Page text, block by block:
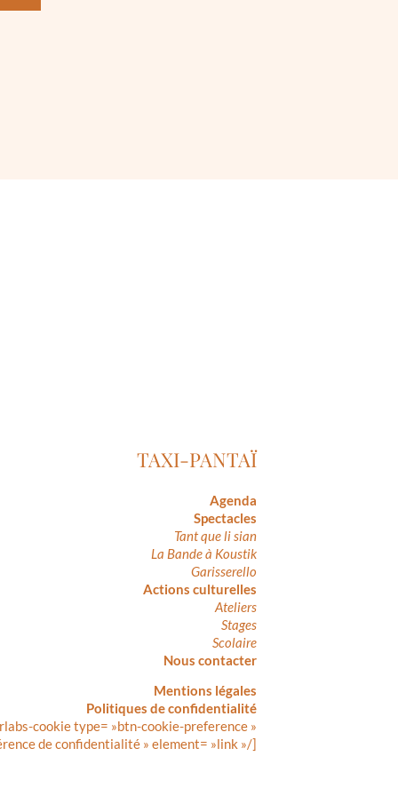
TAXI-PANTAÏ
Agenda
Spectacles
Tant que li sian
La Bande à Koustik
Garisserello
Actions culturelles
Ateliers
Stages
Scolaire
Nous contacter
Mentions légales
Politiques de confidentialité
cookie type= »btn-cookie-preference »
de confidentialité » element= »link »/]